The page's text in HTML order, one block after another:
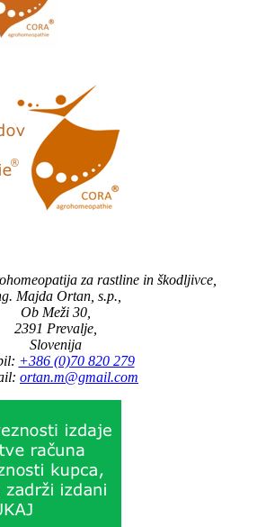
za rastline in škodljivce,
Majda Ortan, s.p.,
Ob Meži 30,
2391 Prevalje,
Slovenija
+386 (0)70 820 279
ortan.m@gmail.com